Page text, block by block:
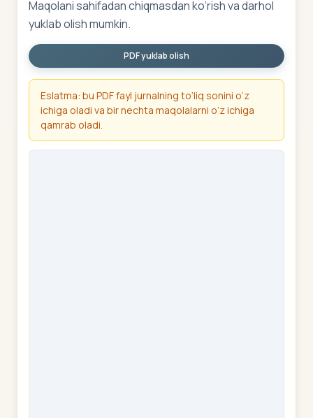
Maqolani sahifadan chiqmasdan ko‘rish va darhol
yuklab olish mumkin.
PDF yuklab olish
Eslatma: bu PDF fayl jurnalning to‘liq sonini o‘z
ichiga oladi va bir nechta maqolalarni o‘z ichiga
qamrab oladi.